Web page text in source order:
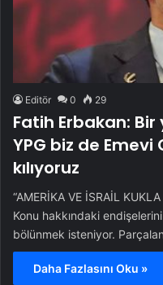
Editör 0 29
Fatih Erbakan:
YPG biz de
kılıyoruz
“AMERİKA VE İSRAİL
Konu hakkındaki
bölünmek isteniyor.
Daha Fazlasını Oku »